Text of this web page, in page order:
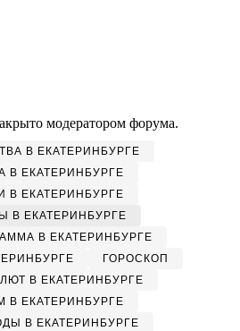
модератором форума.
В ЕКАТЕРИНБУРГЕ
В ЕКАТЕРИНБУРГЕ
В ЕКАТЕРИНБУРГЕ
В ЕКАТЕРИНБУРГЕ
В ЕКАТЕРИНБУРГЕ
ГОРОСКОП
В ЕКАТЕРИНБУРГЕ
В ЕКАТЕРИНБУРГЕ
В ЕКАТЕРИНБУРГЕ